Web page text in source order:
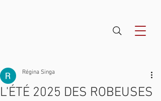
L'ÉTÉ 2025 DES ROBEUSES
Régina Singa